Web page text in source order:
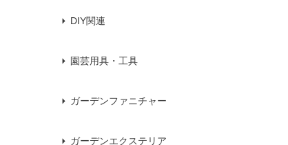
DIY関連
園芸用具・工具
ガーデンファニチャー
ガーデンエクステリア